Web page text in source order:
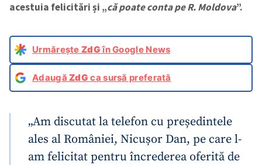
acestuia felicitări și „că poate conta pe R. Moldova”.
Urmărește ZdGîn Google News
AdaugăZdG ca sursă preferată
„Am discutat la telefon cu președintele
ales al României, Nicușor Dan, pe care l-
am felicitat pentru încrederea oferită de